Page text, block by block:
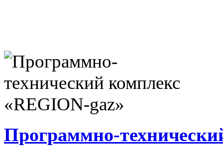
Программно-